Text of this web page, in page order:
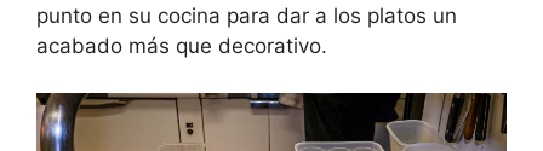
punto en su cocina para dar a los platos un
acabado más que decorativo.